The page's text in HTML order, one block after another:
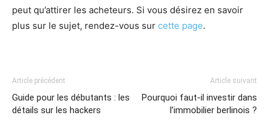
peut qu’attirer les acheteurs. Si vous désirez en savoir
plus sur le sujet, rendez-vous sur cette page.
Article précédent
Guide pour les débutants : les
détails sur les hackers
Article suivant
Pourquoi faut-il investir dans
l’immobilier berlinois ?